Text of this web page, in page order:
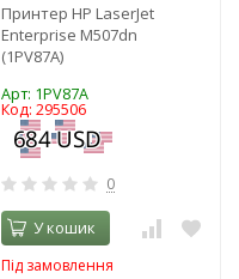
Принтер HP LaserJet
Enterprise M507dn
(1PV87A)
Арт: 1PV87A
Код: 295506
0
У кошик
Під замовлення